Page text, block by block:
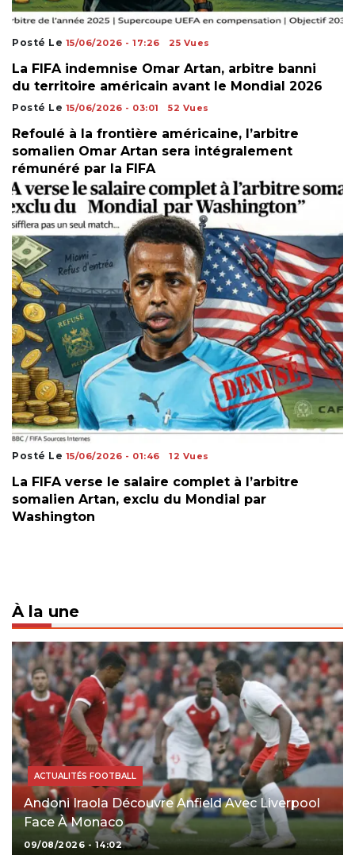
Posté Le 15/06/2026 - 17:26 25 Vues
La FIFA indemnise Omar Artan, arbitre banni
du territoire américain avant le Mondial 2026
Posté Le 15/06/2026 - 03:01 52 Vues
Refoulé à la frontière américaine, l’arbitre
somalien Omar Artan sera intégralement
rémunéré par la FIFA
Posté Le 15/06/2026 - 01:46 12 Vues
La FIFA verse le salaire complet à l’arbitre
somalien Artan, exclu du Mondial par
Washington
À la une
ACTUALITÉS FOOTBALL
Andoni Iraola Découvre Anfield Avec Liverpool
Face À Monaco
09/08/2026 - 14:02